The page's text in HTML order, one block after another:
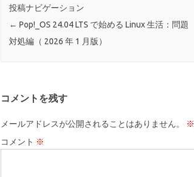
投稿ナビゲーション
← Pop!_OS 24.04 LTS で始める Linux 生活：問題
対処編（ 2026 年 1 月版）
コメントを残す
メールアドレスが公開されることはありません。 ※
コメント ※